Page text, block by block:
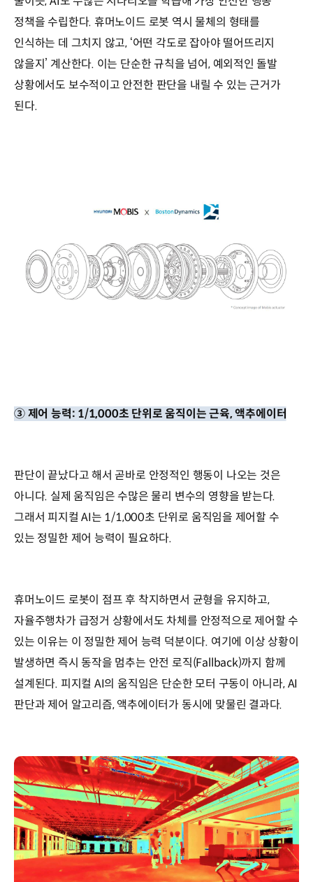
대응
예외/
극한
대응
안전
동작
보장
정책을 수립한다. 휴머노이드 로봇 역시 물체의 형태를
인식하는 데 그치지 않고, ‘어떤 각도로 잡아야 떨어뜨리지
않을지’ 계산한다. 이는 단순한 규칙을 넘어, 예외적인 돌발
상황에서도 보수적이고 안전한 판단을 내릴 수 있는 근거가
된다.
③ 제어 능력: 1/1,000초 단위로 움직이는 근육, 액추에이터
판단이 끝났다고 해서 곧바로 안정적인 행동이 나오는 것은
아니다. 실제 움직임은 수많은 물리 변수의 영향을 받는다.
그래서 피지컬 AI는 1/1,000초 단위로 움직임을 제어할 수
있는 정밀한 제어 능력이 필요하다.
휴머노이드 로봇이 점프 후 착지하면서 균형을 유지하고,
자율주행차가 급정거 상황에서도 차체를 안정적으로 제어할 수
있는 이유는 이 정밀한 제어 능력 덕분이다. 여기에 이상 상황이
발생하면 즉시 동작을 멈추는 안전 로직(Fallback)까지 함께
설계된다. 피지컬 AI의 움직임은 단순한 모터 구동이 아니라, AI
판단과 제어 알고리즘, 액추에이터가 동시에 맞물린 결과다.